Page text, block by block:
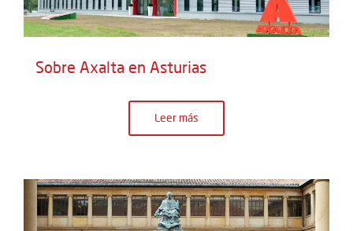
Sobre Axalta en Asturias
Leer más